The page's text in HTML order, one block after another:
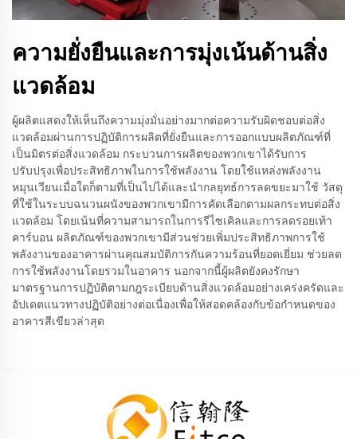
ความยั่งยืนและการมุ่งเน้นด้านสิ่ง
แวดล้อม
ผู้ผลิตแสดงให้เห็นถึงความมุ่งมั่นอย่างมากต่อความรับผิดชอบต่อสิ่ง
แวดล้อมผ่านการปฏิบัติการผลิตที่ยั่งยืนและการออกแบบผลิตภัณฑ์ที่
เป็นมิตรต่อสิ่งแวดล้อม กระบวนการผลิตของพวกเขาได้รับการ
ปรับปรุงเพื่อประสิทธิภาพในการใช้พลังงาน โดยใช้แหล่งพลังงาน
หมุนเวียนเมื่อใดก็ตามที่เป็นไปได้และนำกลยุทธ์การลดขยะมาใช้ วัสดุ
ที่ใช้ในระบบฉนวนผนังของพวกเขามีการคัดเลือกตามผลกระทบต่อสิ่ง
แวดล้อม โดยเน้นที่ความสามารถในการรีไซเคิลและการลดรอยเท้า
คาร์บอน ผลิตภัณฑ์ของพวกเขามีส่วนช่วยเพิ่มประสิทธิภาพการใช้
พลังงานของอาคารผ่านคุณสมบัติการกันความร้อนที่ยอดเยี่ยม ช่วยลด
การใช้พลังงานโดยรวมในอาคาร นอกจากนี้ผู้ผลิตยังคงรักษา
มาตรฐานการปฏิบัติตามกฎระเบียบด้านสิ่งแวดล้อมอย่างเคร่งครัดและ
อัปเดตแนวทางปฏิบัติอย่างต่อเนื่องเพื่อให้สอดคล้องกับข้อกำหนดของ
อาคารสีเขียวล่าสุด